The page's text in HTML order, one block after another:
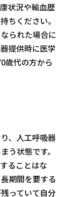
状況や輸血歴
ちください。
られた場合に
提供時に医学
歳代の方から
、人工呼吸器
う状態です。
ることはな
期間を要する
っていて自分